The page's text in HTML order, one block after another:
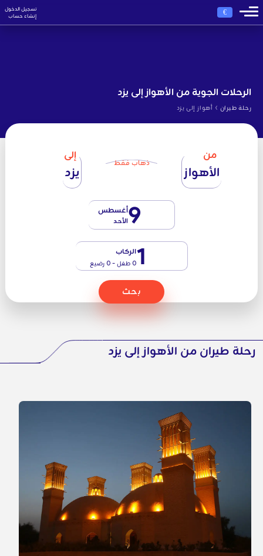
€
تسجيل الدخول
إنشاء حساب
الرحلات الجوية من الأهواز إلى يزد
رحلة طيران › أهواز إلى يزد
من
الأهواز ذهاب فقط
إلى
يزد
9أغسطس
الأحد
1الركاب
0 طفل - 0 رضيع
بحث
رحلة طيران من الأهواز إلى يزد